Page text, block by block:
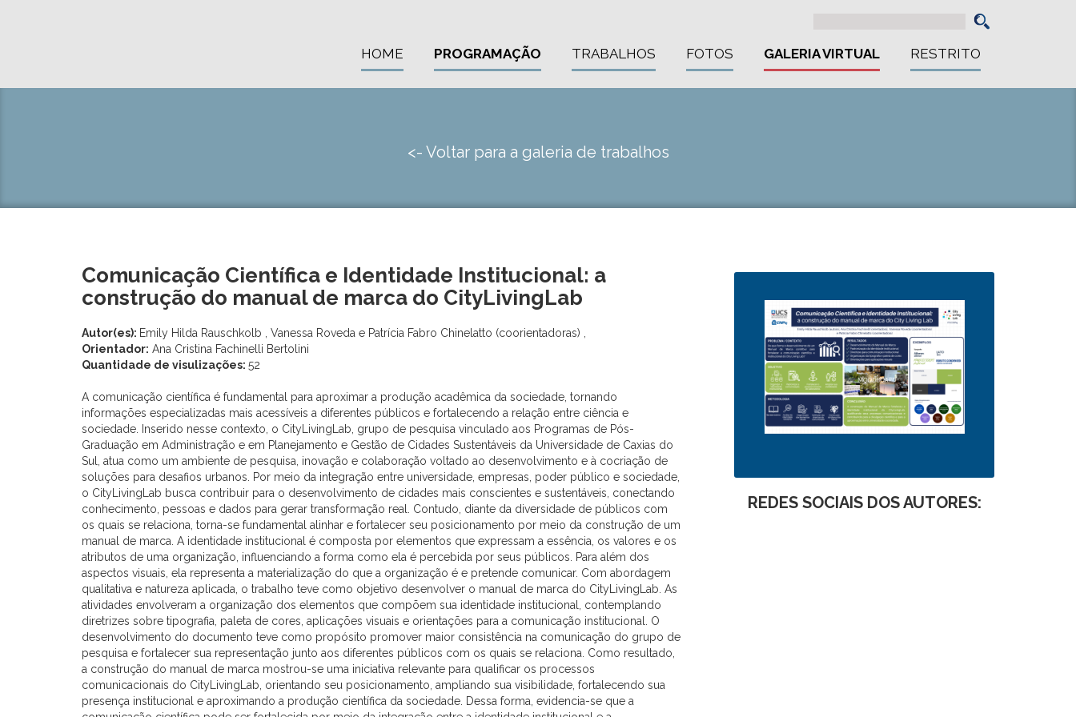
HOME PROGRAMAÇÃO TRABALHOS FOTOS GALERIA VIRTUAL RESTRITO
<- Voltar para a galeria de trabalhos
Comunicação Científica e Identidade Institucional: a
construção do manual de marca do CityLivingLab
Autor(es): Emily Hilda Rauschkolb , Vanessa Roveda e Patrícia Fabro Chinelatto (coorientadoras) ,
Orientador: Ana Cristina Fachinelli Bertolini
Quantidade de visulizações: 52
A comunicação científica é fundamental para aproximar a produção acadêmica da sociedade, tornando
informações especializadas mais acessíveis a diferentes públicos e fortalecendo a relação entre ciência e
sociedade. Inserido nesse contexto, o CityLivingLab, grupo de pesquisa vinculado aos Programas de Pós-
Graduação em Administração e em Planejamento e Gestão de Cidades Sustentáveis da Universidade de Caxias do
Sul, atua como um ambiente de pesquisa, inovação e colaboração voltado ao desenvolvimento e à cocriação de
soluções para desafios urbanos. Por meio da integração entre universidade, empresas, poder público e sociedade,
o CityLivingLab busca contribuir para o desenvolvimento de cidades mais conscientes e sustentáveis, conectando
conhecimento, pessoas e dados para gerar transformação real. Contudo, diante da diversidade de públicos com
os quais se relaciona, torna-se fundamental alinhar e fortalecer seu posicionamento por meio da construção de um
manual de marca. A identidade institucional é composta por elementos que expressam a essência, os valores e os
atributos de uma organização, influenciando a forma como ela é percebida por seus públicos. Para além dos
aspectos visuais, ela representa a materialização do que a organização é e pretende comunicar. Com abordagem
qualitativa e natureza aplicada, o trabalho teve como objetivo desenvolver o manual de marca do CityLivingLab. As
atividades envolveram a organização dos elementos que compõem sua identidade institucional, contemplando
diretrizes sobre tipografia, paleta de cores, aplicações visuais e orientações para a comunicação institucional. O
desenvolvimento do documento teve como propósito promover maior consistência na comunicação do grupo de
pesquisa e fortalecer sua representação junto aos diferentes públicos com os quais se relaciona. Como resultado,
a construção do manual de marca mostrou-se uma iniciativa relevante para qualificar os processos
comunicacionais do CityLivingLab, orientando seu posicionamento, ampliando sua visibilidade, fortalecendo sua
presença institucional e aproximando a produção científica da sociedade. Dessa forma, evidencia-se que a
REDES SOCIAIS DOS AUTORES: